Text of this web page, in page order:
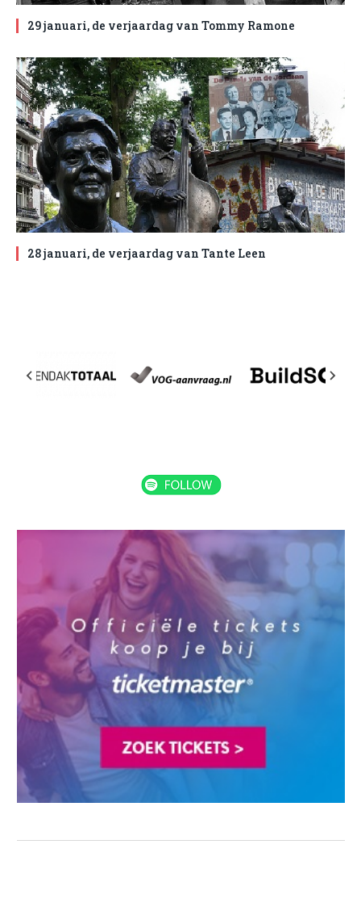
29 januari, de verjaardag van Tommy Ramone
28 januari, de verjaardag van Tante Leen